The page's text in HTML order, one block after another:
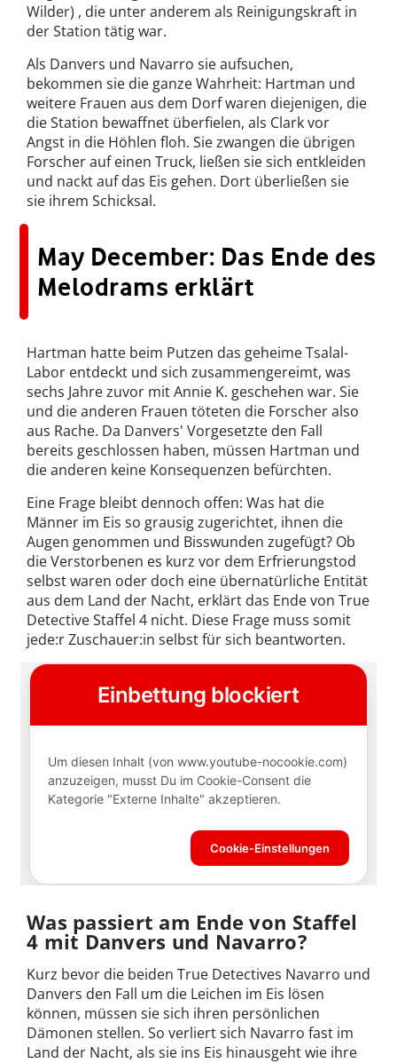
Wilder) , die unter anderem als Reinigungskraft in
der Station tätig war.
Als Danvers und Navarro sie aufsuchen,
bekommen sie die ganze Wahrheit: Hartman und
weitere Frauen aus dem Dorf waren diejenigen, die
die Station bewaffnet überfielen, als Clark vor
Angst in die Höhlen floh. Sie zwangen die übrigen
Forscher auf einen Truck, ließen sie sich entkleiden
und nackt auf das Eis gehen. Dort überließen sie
sie ihrem Schicksal.
May December: Das Ende des
Melodrams erklärt
Hartman hatte beim Putzen das geheime Tsalal-
Labor entdeckt und sich zusammengereimt, was
sechs Jahre zuvor mit Annie K. geschehen war. Sie
und die anderen Frauen töteten die Forscher also
aus Rache. Da Danvers' Vorgesetzte den Fall
bereits geschlossen haben, müssen Hartman und
die anderen keine Konsequenzen befürchten.
Eine Frage bleibt dennoch offen: Was hat die
Männer im Eis so grausig zugerichtet, ihnen die
Augen genommen und Bisswunden zugefügt? Ob
die Verstorbenen es kurz vor dem Erfrierungstod
selbst waren oder doch eine übernatürliche Entität
aus dem Land der Nacht, erklärt das Ende von True
Detective Staffel 4 nicht. Diese Frage muss somit
jede:r Zuschauer:in selbst für sich beantworten.
Was passiert am Ende von Staffel
4 mit Danvers und Navarro?
Kurz bevor die beiden True Detectives Navarro und
Danvers den Fall um die Leichen im Eis lösen
können, müssen sie sich ihren persönlichen
Dämonen stellen. So verliert sich Navarro fast im
Land der Nacht, als sie ins Eis hinausgeht wie ihre